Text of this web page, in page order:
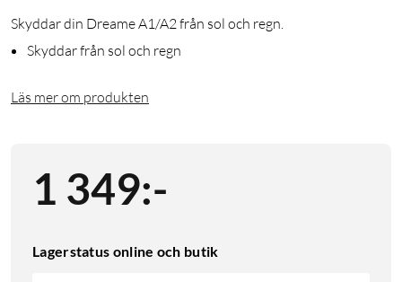
Skyddar din Dreame A1/A2 från sol och regn.
Skyddar från sol och regn
Läs mer om produkten
1 349:-
Lagerstatus online och butik